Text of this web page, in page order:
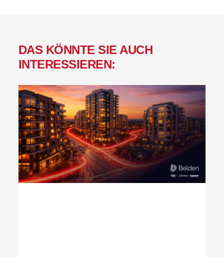
DAS KÖNNTE SIE AUCH
INTERESSIEREN: